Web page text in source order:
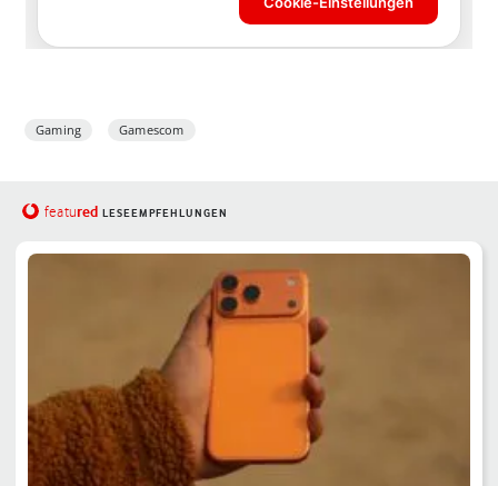
Gaming Gamescom
featured LESEEMPFEHLUNGEN